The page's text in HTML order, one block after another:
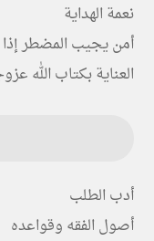
نعمة الهداية
أمن يجيب المضطر
العناية بكتاب الله
أدب الطلب
أصول الفقه وقواعده